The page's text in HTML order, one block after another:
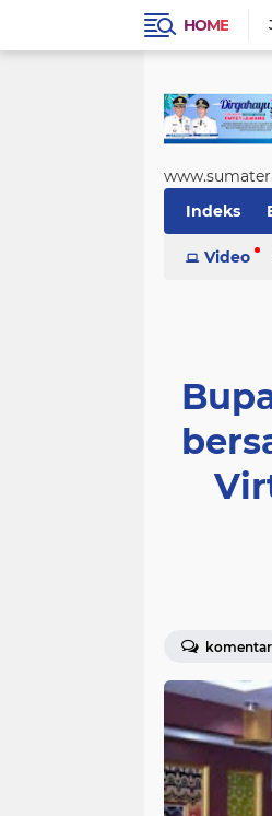
HOME
Indeks
Sosial
Video
komentar